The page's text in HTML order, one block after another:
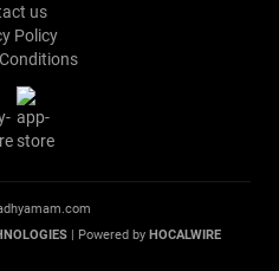
us
Policy
| Powered by HOCALWIRE